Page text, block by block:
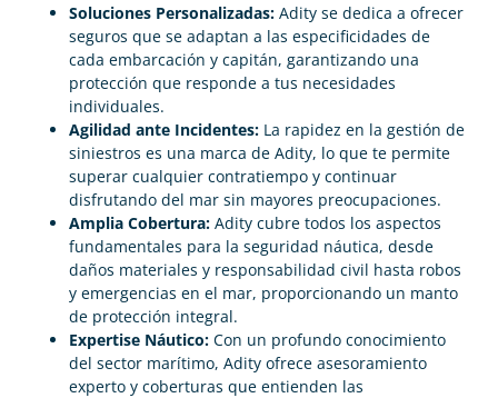
Soluciones Personalizadas: Adity se dedica a ofrecer
seguros que se adaptan a las especificidades de
cada embarcación y capitán, garantizando una
protección que responde a tus necesidades
individuales.
Agilidad ante Incidentes: La rapidez en la gestión de
siniestros es una marca de Adity, lo que te permite
superar cualquier contratiempo y continuar
disfrutando del mar sin mayores preocupaciones.
Amplia Cobertura: Adity cubre todos los aspectos
fundamentales para la seguridad náutica, desde
daños materiales y responsabilidad civil hasta robos
y emergencias en el mar, proporcionando un manto
de protección integral.
Expertise Náutico: Con un profundo conocimiento
del sector marítimo, Adity ofrece asesoramiento
experto y coberturas que entienden las